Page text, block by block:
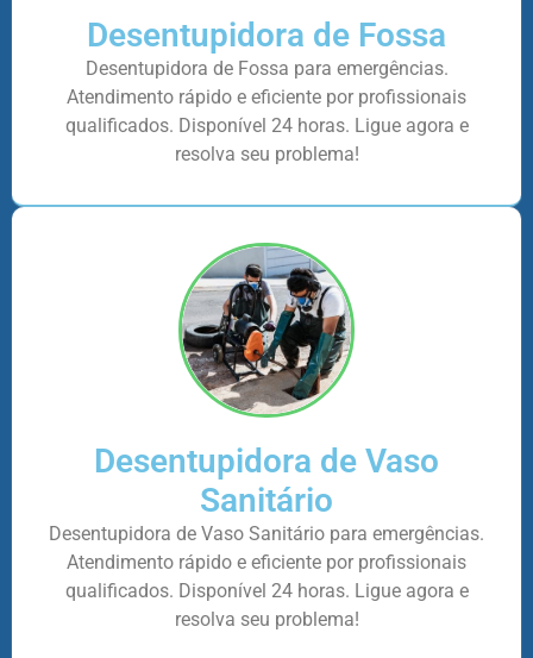
Desentupidora de Fossa
Desentupidora de Fossa para emergências.
Atendimento rápido e eficiente por profissionais
qualificados. Disponível 24 horas. Ligue agora e
resolva seu problema!
Desentupidora de Vaso
Sanitário
Desentupidora de Vaso Sanitário para emergências.
Atendimento rápido e eficiente por profissionais
qualificados. Disponível 24 horas. Ligue agora e
resolva seu problema!